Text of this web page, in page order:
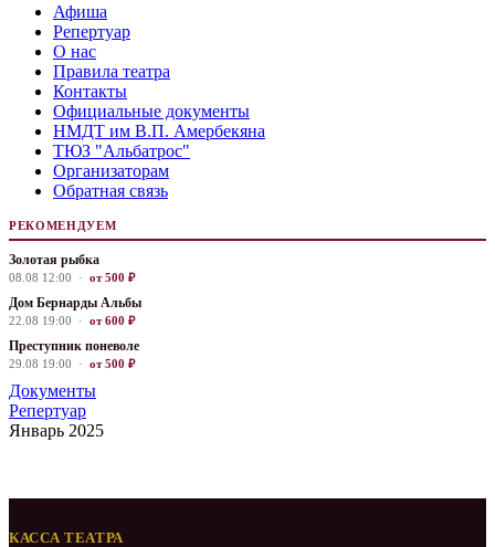
Афиша
Репертуар
О нас
Правила театра
Контакты
Официальные документы
НМДТ им В.П. Амербекяна
ТЮЗ "Альбатрос"
Организаторам
Обратная связь
РЕКОМЕНДУЕМ
Золотая рыбка
08.08 12:00 · от 500 ₽
Дом Бернарды Альбы
22.08 19:00 · от 600 ₽
Преступник поневоле
29.08 19:00 · от 500 ₽
Документы
Репертуар
Январь 2025
КАССА ТЕАТРА